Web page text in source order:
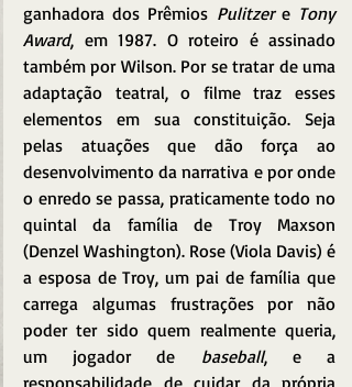
ganhadora dos Prêmios Pulitzer e Tony
Award, em 1987. O roteiro é assinado
também por Wilson. Por se tratar de uma
adaptação teatral, o filme traz esses
elementos em sua constituição. Seja
pelas atuações que dão força ao
desenvolvimento da narrativa e por onde
o enredo se passa, praticamente todo no
quintal da família de Troy Maxson
(Denzel Washington). Rose (Viola Davis) é
a esposa de Troy, um pai de família que
carrega algumas frustrações por não
poder ter sido quem realmente queria,
um jogador de baseball, e a